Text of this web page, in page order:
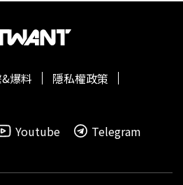
爆料
隱私權政策
Youtube Telegram